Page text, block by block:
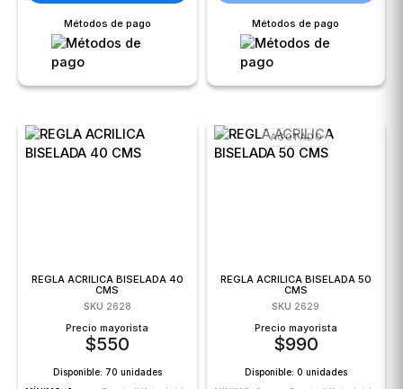
Métodos de pago Métodos de pago
REGLA ACRILICA BISELADA 40
CMS
SKU 2628
Precio mayorista
$550
Disponible: 70 unidades
AGOTADO
REGLA ACRILICA BISELADA 50
CMS
SKU 2629
Precio mayorista
$990
Disponible: 0 unidades